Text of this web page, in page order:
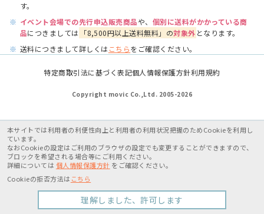
す。
※ イベント会場での先行申込販売商品や、 個別に送料がかかっている商
品につきましては 「8,500円以上送料無料」の対象外 となります。
※ 送料につきまして詳しくはこちらをご確認ください。
特定商取引法に基づく表記個人情報保護方針利用規約
Copyright movic Co.,Ltd. 2005-2026
本サイトでは利用者の利便性向上と利用者の利用状況把握のためCookieを利用し
ています。
なおCookieの設定はご利用のブラウザの設定でも変更することができますので、
ブロックを希望される場合等にご利用ください。
詳細については 個人情報保護方針 をご確認ください。
Cookieの拒否方法は こちら
理解しました、許可します